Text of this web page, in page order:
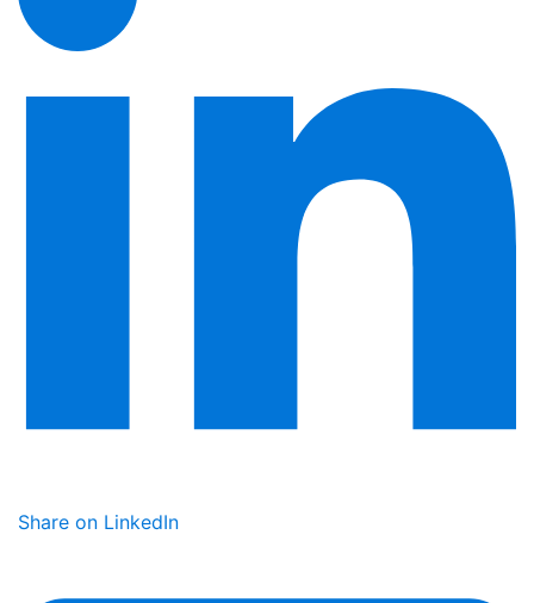
Share on LinkedIn